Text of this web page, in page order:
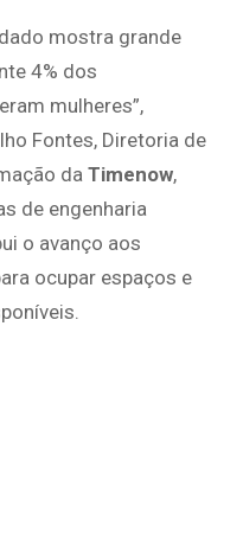
mostra grande
4% dos
mulheres”,
Fontes, Diretoria de
da Timenow,
de engenharia
o avanço aos
ocupar espaços e